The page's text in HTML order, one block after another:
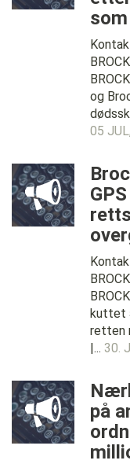
og
05
kuttet
retten
|... 30.
på